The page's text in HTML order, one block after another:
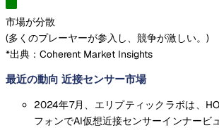
市場が分散
(多くのプレーヤーが参入し、競争が激しい。 )
*出典：Coherent Market Insights
最近の動向 近接センサー市場
2024年7月、エリプティックラボは、
フォンでAI仮想近接センサーインナービ